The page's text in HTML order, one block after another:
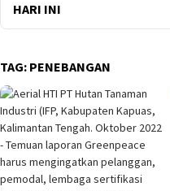
HARI INI
TAG: PENEBANGAN